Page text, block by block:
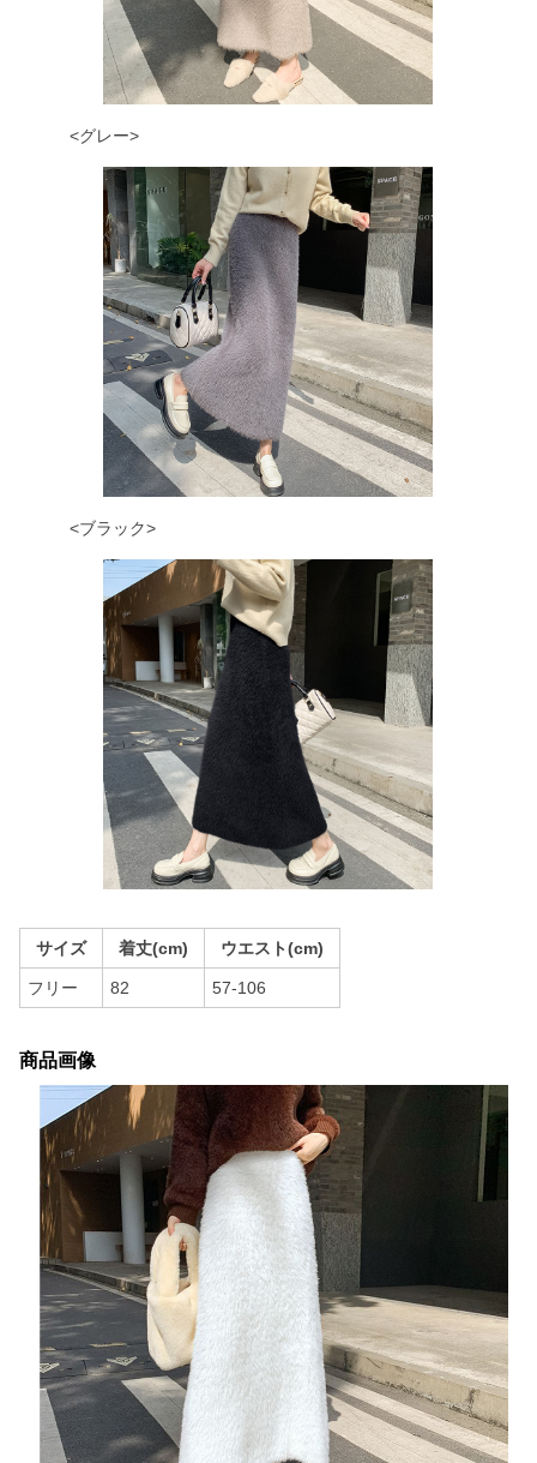
<グレー>
<ブラック>
サイズ 着丈(cm) ウエスト(cm)
フリー 82 57-106
商品画像